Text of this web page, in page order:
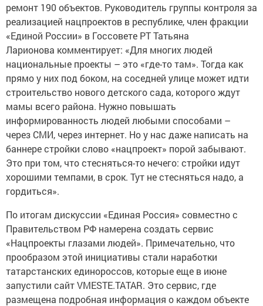
ремонт 190 объектов. Руководитель группы контроля за
реализацией нацпроектов в республике, член фракции
«Единой России» в Госсовете РТ Татьяна
Ларионова комментирует: «Для многих людей
национальные проекты – это «где-то там». Тогда как
прямо у них под боком, на соседней улице может идти
строительство нового детского сада, которого ждут
мамы всего района. Нужно повышать
информированность людей любыми способами –
через СМИ, через интернет. Но у нас даже написать на
баннере стройки слово «нацпроект» порой забывают.
Это при том, что стесняться-то нечего: стройки идут
хорошими темпами, в срок. Тут не стесняться надо, а
гордиться».
По итогам дискуссии «Единая Россия» совместно с
Правительством РФ намерена создать сервис
«Нацпроекты глазами людей». Примечательно, что
прообразом этой инициативы стали наработки
татарстанских единороссов, которые еще в июне
запустили сайт VMESTE.TATAR. Это сервис, где
размещена подробная информация о каждом объекте